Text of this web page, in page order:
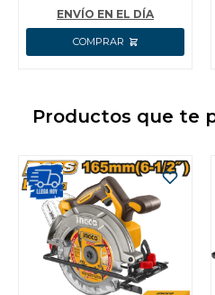
CAGLI2211
ENVÍO EN EL DÍA
Productos que te